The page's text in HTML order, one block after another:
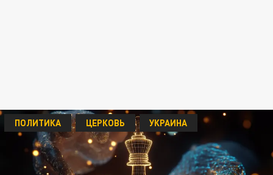
ПОЛИТИКА ЦЕРКОВЬ УКРАИНА